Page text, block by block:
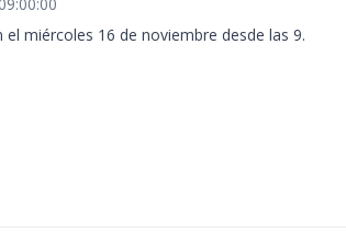
el miércoles 16 de noviembre desde las 9.